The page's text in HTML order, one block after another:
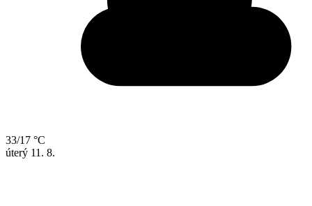
33/17 °C
úterý 11. 8.